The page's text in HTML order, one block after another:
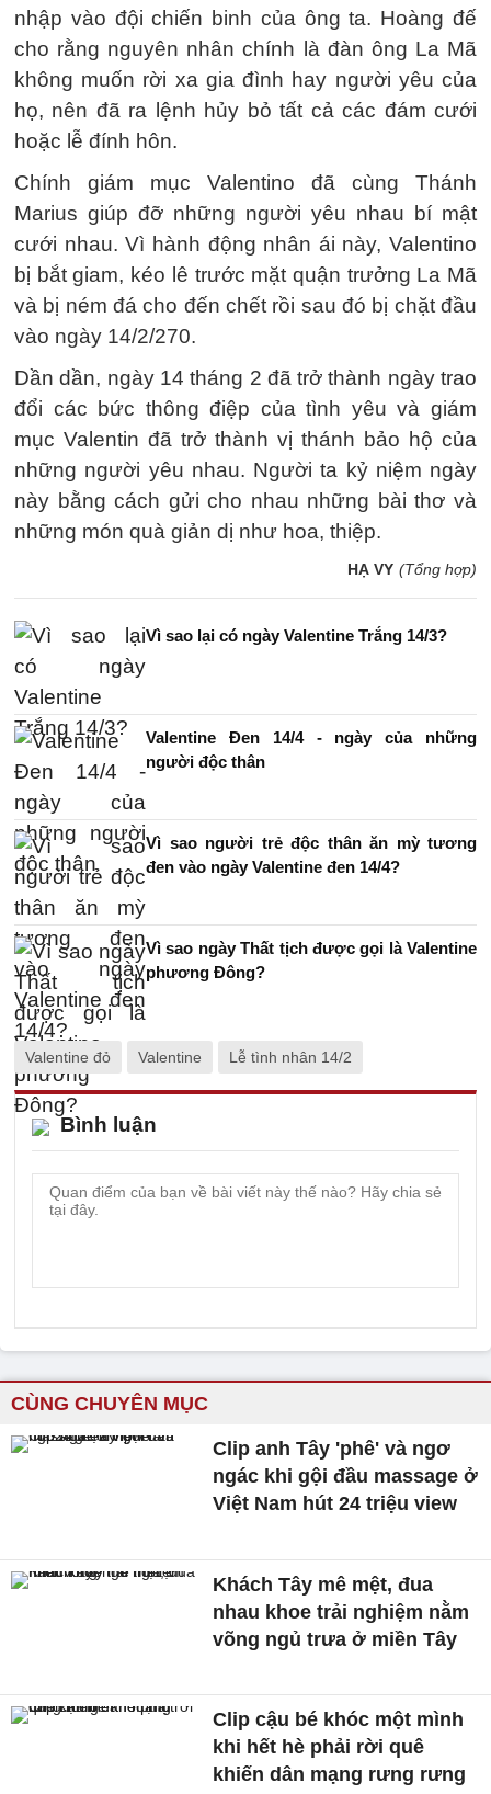
nhập vào đội chiến binh của ông ta. Hoàng đế
cho rằng nguyên nhân chính là đàn ông La Mã
không muốn rời xa gia đình hay người yêu của
họ, nên đã ra lệnh hủy bỏ tất cả các đám cưới
hoặc lễ đính hôn.
Chính giám mục Valentino đã cùng Thánh
Marius giúp đỡ những người yêu nhau bí mật
cưới nhau. Vì hành động nhân ái này, Valentino
bị bắt giam, kéo lê trước mặt quận trưởng La Mã
và bị ném đá cho đến chết rồi sau đó bị chặt đầu
vào ngày 14/2/270.
Dần dần, ngày 14 tháng 2 đã trở thành ngày trao
đổi các bức thông điệp của tình yêu và giám
mục Valentin đã trở thành vị thánh bảo hộ của
những người yêu nhau. Người ta kỷ niệm ngày
này bằng cách gửi cho nhau những bài thơ và
những món quà giản dị như hoa, thiệp.
HẠ VY (Tổng hợp)
Vì sao lại có ngày Valentine Trắng 14/3?
Valentine Đen 14/4 - ngày của những
người độc thân
Vì sao người trẻ độc thân ăn mỳ tương
đen vào ngày Valentine đen 14/4?
Vì sao ngày Thất tịch được gọi là Valentine
phương Đông?
Valentine đỏ Valentine Lễ tình nhân 14/2
Bình luận
CÙNG CHUYÊN MỤC
Clip anh Tây 'phê' và ngơ
ngác khi gội đầu massage ở
Việt Nam hút 24 triệu view
Khách Tây mê mệt, đua
nhau khoe trải nghiệm nằm
võng ngủ trưa ở miền Tây
Clip cậu bé khóc một mình
khi hết hè phải rời quê
khiến dân mạng rưng rưng